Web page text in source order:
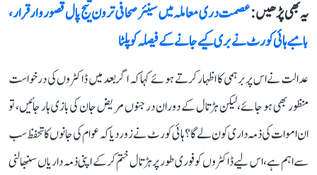
یہ بھی پڑھیں :عصمت دری معاملہ میں سینئر صحافی ترون تیج پال قصوروار قرار،
بامبے ہائی کورٹ نے بری کیے جانے کے فیصلہ کو پلٹا
عدالت نے اس پر برہمی کا اظہار کرتے ہوئے کہا کہ اگر بعد میں ڈاکٹروں کی درخواست
منظور بھی ہو جائے، لیکن ہڑتال کے دوران درجنوں مریض جان کی بازی ہار جائیں، تو
ان اموات کی ذمہ داری کون لے گا؟ ہائی کورٹ نے زور دیا کہ عوام کی جانوں کا تحفظ سب
سے اہم ہے، اس لیے ڈاکٹروں کو فوری طور پر ہڑتال ختم کرکے اپنی ذمہ داریاں سنبھالنی